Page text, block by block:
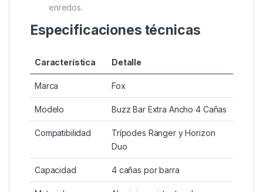
enredos.
Especificaciones técnicas
Característica Detalle
Marca Fox
Modelo Buzz Bar Extra Ancho 4 Cañas
Compatibilidad
Trípodes Ranger y Horizon
Duo
Capacidad 4 cañas por barra